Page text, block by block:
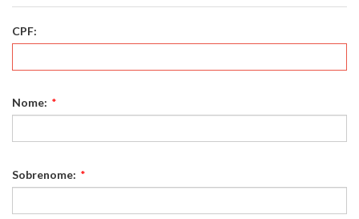
CPF:
Nome: *
Sobrenome: *